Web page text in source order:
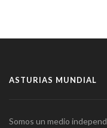
ASTURIAS MUNDIAL
Somos un medio